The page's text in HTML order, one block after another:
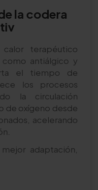
la codera
terapéutico
como antiálgico y
el tiempo de
los procesos
la circulación
de oxígeno desde
acelerando
adaptación,